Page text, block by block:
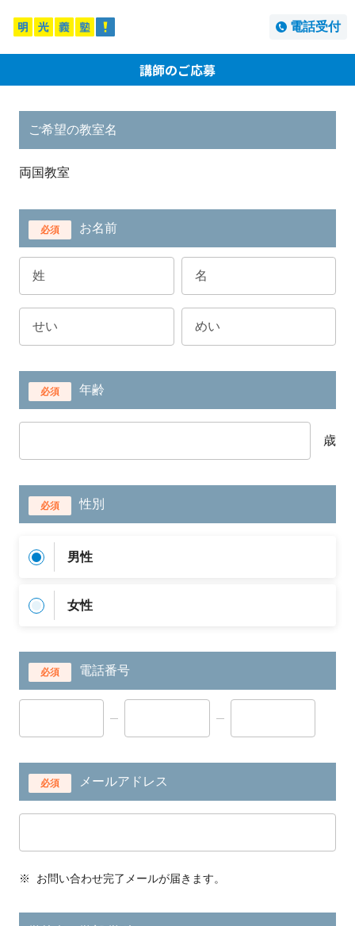
電話受付
講師のご応募
ご希望の教室名
両国教室
必須 お名前
必須 年齢
歳
必須 性別
男性
女性
必須 電話番号
必須 メールアドレス
※ お問い合わせ完了メールが届きます。